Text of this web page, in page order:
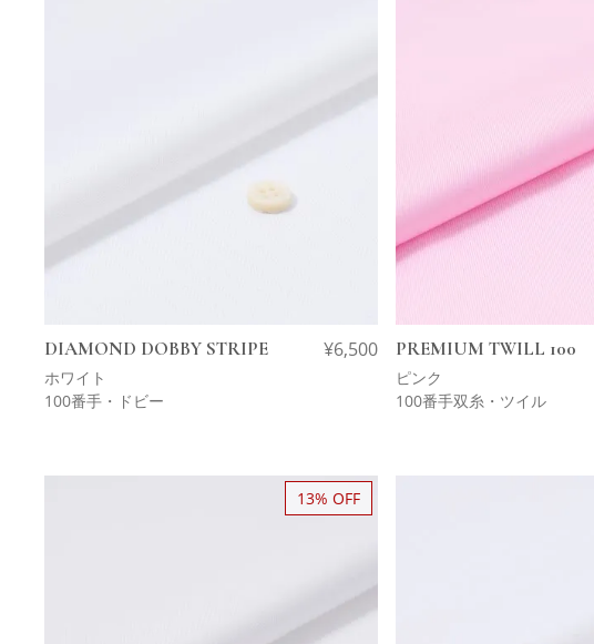
DIAMOND DOBBY STRIPE
ホワイト
¥6,500
100番手・ドビー
PREMIUM TWILL 100
ピンク
100番手双糸・ツイル
13% OFF